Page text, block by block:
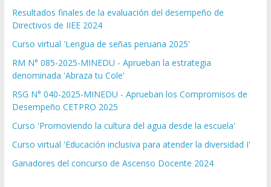
Resultados finales de la evaluación del desempeño de
Directivos de IIEE 2024
Curso virtual 'Lengua de señas peruana 2025'
RM N° 085-2025-MINEDU - Aprueban la estrategia
denominada 'Abraza tu Cole'
RSG N° 040-2025-MINEDU - Aprueban los Compromisos de
Desempeño CETPRO 2025
Curso 'Promoviendo la cultura del agua desde la escuela'
Curso virtual 'Educación inclusiva para atender la diversidad I'
Ganadores del concurso de Ascenso Docente 2024